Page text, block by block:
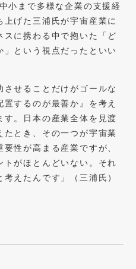
小まで多様な企業の支援経
げた三浦氏が宇宙産業に
に携わる中で抱いた「ど
という視点だったといい
させることだけがゴールな
するのが最善か』を考え
。日本の産業全体を見渡
たとき、その一つが宇宙業
性が高まる産業ですが、
がほとんどいない。それ
えたんです」（三浦氏）